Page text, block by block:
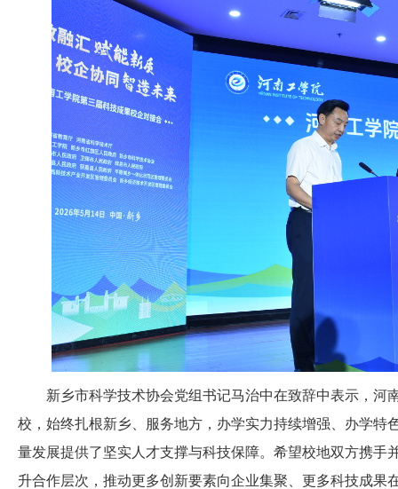
新乡市科学技术协会党组书记马治中在致辞中表示，河
校，始终扎根新乡、服务地方，办学实力持续增强、办学
量发展提供了坚实人才支撑与科技保障。希望校地双方携
升合作层次，推动更多创新要素向企业集聚、更多科技成